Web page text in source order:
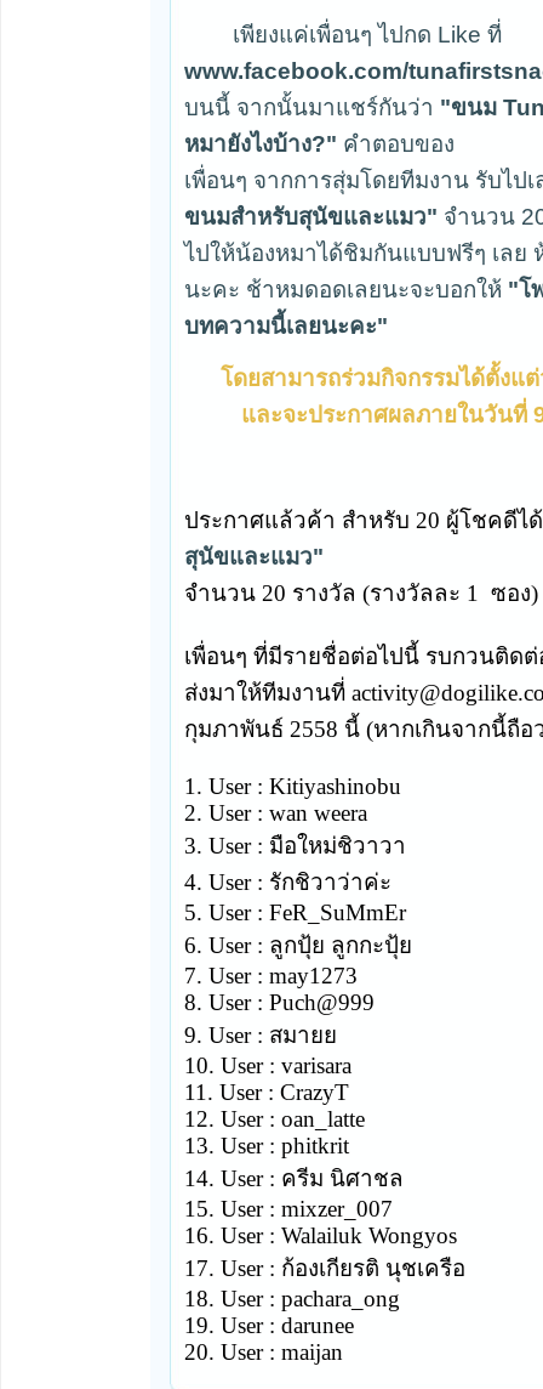
เพียงแค่เพื่อนๆ ไปกด Like ที่
www.facebook.com/
บนนี้ จากนั้นมาแชร์กันว่า "ขนม
หมายังไงบ้าง?" คำตอบของ
เพื่อนๆ จากการสุ่มโดยทีมงาน รับไป
ขนมสำหรับสุนัขและแมว" จำนวน
ไปให้น้องหมาได้ชิมกันแบบฟรีๆ เลย
นะคะ ช้าหมดอดเลยนะจะบอกให้ "โ
บทความนี้เลยนะคะ"
โดยสามารถร่วมกิจกรรมได้ตั้งแ
และจะประกาศผลภายในวันที่
ประกาศแล้วค้า สำหรับ 20 ผู้โชคดีไ
สุนัขและแมว"
จำนวน 20 รางวัล (รางวัลละ 1 ซอง)
เพื่อนๆ ที่มีรายชื่อต่อไปนี้ รบกวนติด
ส่งมาให้ทีมงานที่
กุมภาพันธ์ 2558 นี้ (หากเกินจากนี้ถื
1. User : Kitiyashinobu
2. User : wan weera
3. User : มือใหม่ชิวาวา
4. User : รักชิวาว่าค่ะ
5. User : FeR_SuMmEr
6. User : ลูกปุ้ย ลูกกะปุ้ย
7. User : may1273
8. User : Puch@999
9. User : สมายย
10. User : varisara
11. User : CrazyT
12. User : oan_latte
13. User : phitkrit
14. User : ครีม นิศาชล
15. User : mixzer_007
16. User : Walailuk Wongyos
17. User : ก้องเกียรติ นุชเครือ
18. User : pachara_ong
19. User : darunee
20. User : maijan